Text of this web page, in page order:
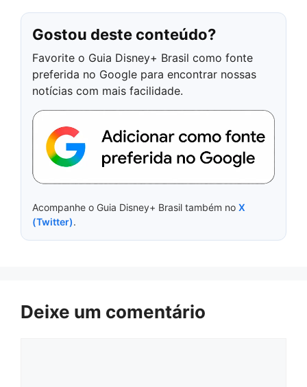
Gostou deste conteúdo?
Favorite o Guia Disney+ Brasil como fonte
preferida no Google para encontrar nossas
notícias com mais facilidade.
Acompanhe o Guia Disney+ Brasil também no X
(Twitter).
Deixe um comentário